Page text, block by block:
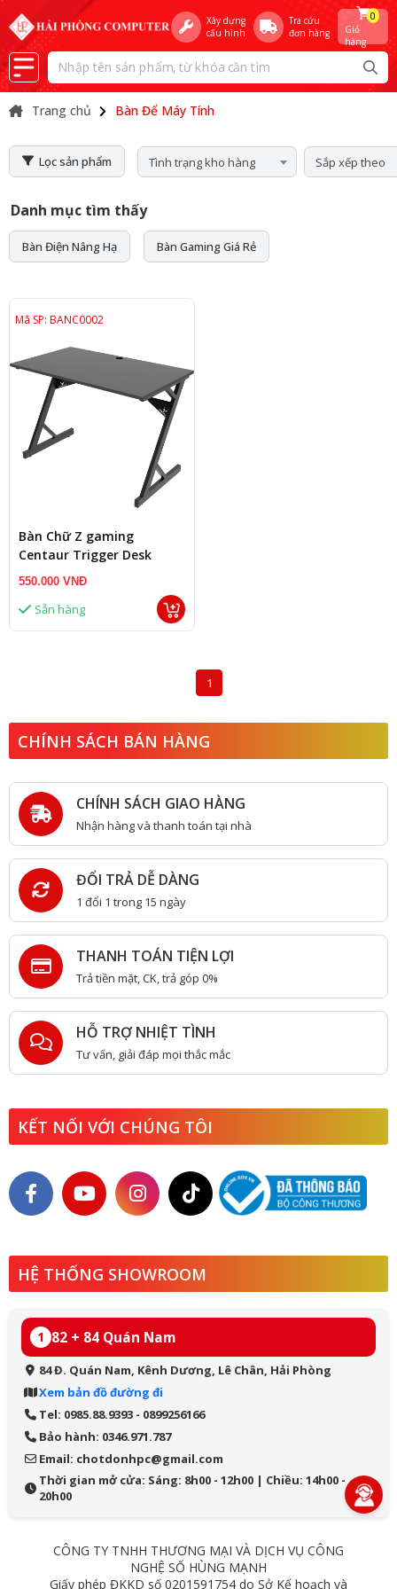
Xây dựng
cấu hình
Tra cứu
đơn hàng
Giỏ
hàng
0
Trang chủ Bàn Để Máy Tính
Lọc sản phẩm Tình trạng kho hàng Sắp xếp theo
Danh mục tìm thấy
Bàn Điện Nâng Hạ Bàn Gaming Giá Rẻ
Mã SP: BANC0002
Bàn Chữ Z gaming
Centaur Trigger Desk
550.000 VNĐ
Sẵn hàng
1
CHÍNH SÁCH BÁN HÀNG
CHÍNH SÁCH GIAO HÀNG
Nhận hàng và thanh toán tại nhà
ĐỔI TRẢ DỄ DÀNG
1 đổi 1 trong 15 ngày
THANH TOÁN TIỆN LỢI
Trả tiền mặt, CK, trả góp 0%
HỖ TRỢ NHIỆT TÌNH
Tư vấn, giải đáp mọi thắc mắc
KẾT NỐI VỚI CHÚNG TÔI
HỆ THỐNG SHOWROOM
1 82 + 84 Quán Nam
84 Đ. Quán Nam, Kênh Dương, Lê Chân, Hải Phòng
Xem bản đồ đường đi
Tel: 0985.88.9393 - 0899256166
Bảo hành: 0346.971.787
Email: chotdonhpc@gmail.com
Thời gian mở cửa: Sáng: 8h00 - 12h00 | Chiều: 14h00 -
20h00
CÔNG TY TNHH THƯƠNG MẠI VÀ DỊCH VỤ CÔNG
NGHỆ SỐ HÙNG MẠNH
Giấy phép ĐKKD số 0201591754 do Sở Kế hoạch và